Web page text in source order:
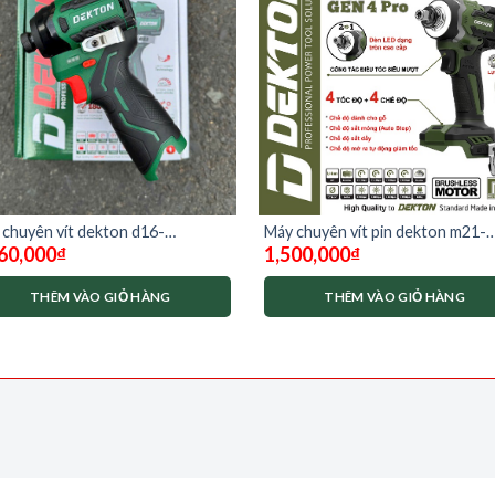
chuyên vít dekton d16-
₫
THÊM VÀO GIỎ HÀNG
Máy chuyên vít pin dekton m21-
cv268 xplus
1,500,000₫
THÊM VÀO GIỎ HÀNG